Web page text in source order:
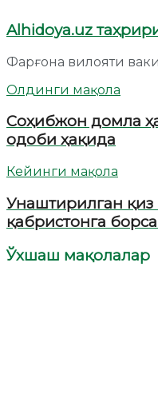
Alhidoya.uz
Фарғона вилояти
Олдинги мақола
Соҳибжон домла
одоби ҳақида
Кейинги мақола
Унаштирилган
қабристонга
Ўхшаш мақолалар